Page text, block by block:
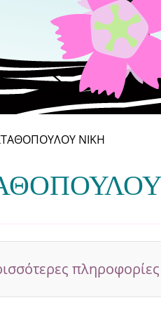
ΝΙΚΗ
πληροφορίες